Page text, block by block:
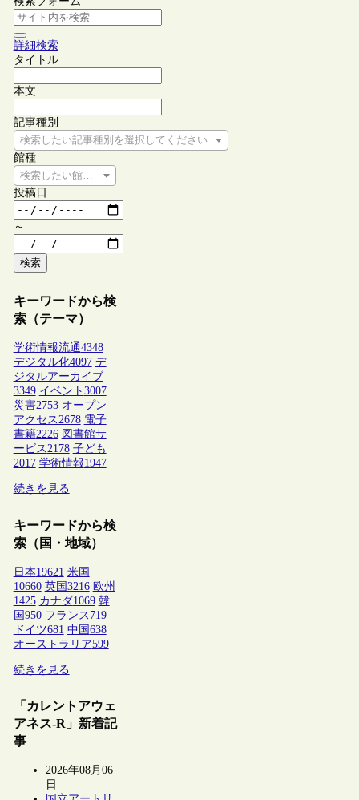
詳細検索
タイトル
本文
記事種別
検索したい記事種別を選択してください
館種
検索したい館種を選択してください
投稿日
～
検索
キーワードから検
索（テーマ）
学術情報流通4348
デジタル化4097 デ
ジタルアーカイブ
3349 イベント 3007
災害2753 オープン
アクセス2678 電子
書籍2226 図書館サ
ービス2178 子ども
2017 学術情報1947
続きを見る
キーワードから検
索（国・地域）
日本19621 米国
10660 英国 3216 欧州
1425 カナダ1069 韓
国 950 フランス 719
ドイツ681 中国 638
オーストラリア599
続きを見る
「カレントアウェ
アネス-R」新着記
事
2026年08月06
日